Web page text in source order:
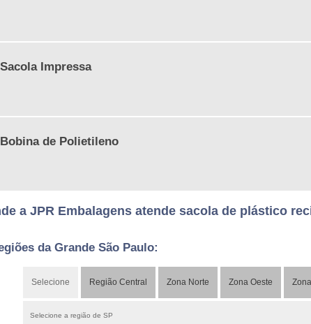
Sacola Impressa
Bobina de Polietileno
a JPR Embalagens atende sacola de plástico
da Grande São Paulo:
Selecione Região Central Zona Norte Zona Oeste
Selecione a região de SP